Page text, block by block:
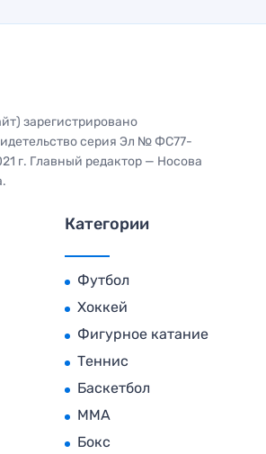
зарегистрировано
серия Эл № ФС77-
г. Главный редактор — Носова
Категории
Футбол
Хоккей
Фигурное катание
Теннис
Баскетбол
MMA
Бокс